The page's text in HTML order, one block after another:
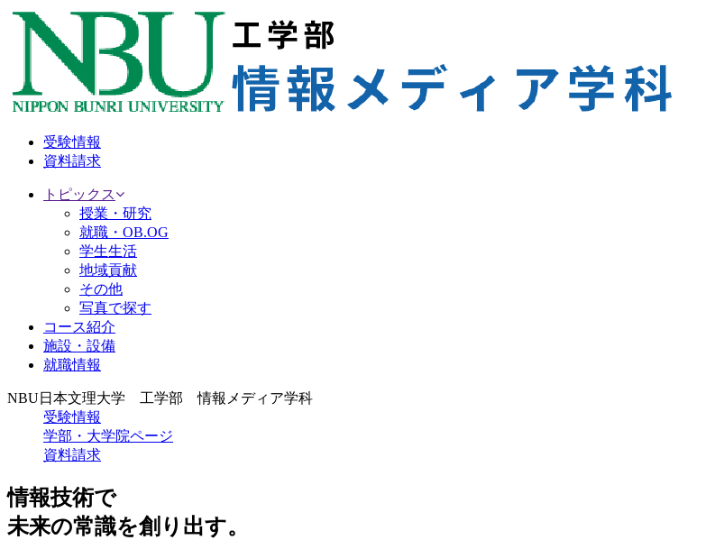
受験情報
資料請求
トピックス
授業・研究
就職・OB.OG
学生生活
地域貢献
その他
写真で探す
コース紹介
施設・設備
就職情報
NBU日本文理大学 工学部 情報メディア学科
受験情報
学部・大学院ページ
資料請求
情報技術で
未来の常識を創り出す。